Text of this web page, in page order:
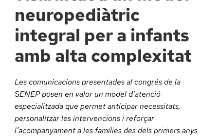
Àmbit
neuropediàtric
integral per a infants
amb alta complexitat
Les comunicacions presentades al congrés de la
SENEP posen en valor un model d’atenció
especialitzada que permet anticipar necessitats,
personalitzar les intervencions i reforçar
l’acompanyament a les famílies des dels primers anys